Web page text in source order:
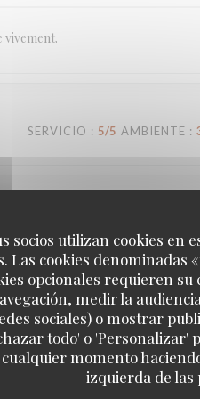
socios utilizan cookies en
Las cookies denominadas
opcionales requieren
medir la
sociales) o mostrar
todo' o
cualquier momento
izquierda de las
vivement.
SERVICIO : 5/5 AMBIENTE :
SERVICIO: 5 /5 AMBIENTE:
toujours un grand plaisir. Plats
Loco